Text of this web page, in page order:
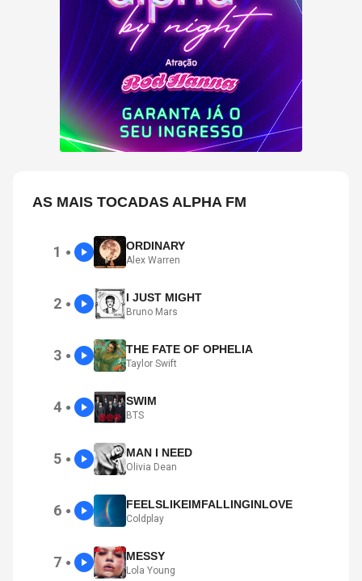
AS MAIS TOCADAS ALPHA FM
1 ● ORDINARY
Alex Warren
2 ● I JUST MIGHT
Bruno Mars
3 ● THE FATE OF OPHELIA
Taylor Swift
4 ● SWIM
BTS
5 ● MAN I NEED
Olivia Dean
6 ● FEELSLIKEIMFALLINGINLOVE
Coldplay
7 ● MESSY
Lola Young